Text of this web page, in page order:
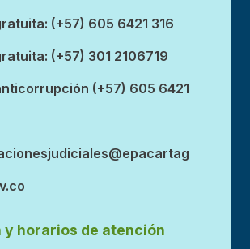
(+57) 605 6421 316
(+57) 301 2106719
(+57) 605 6421
y horarios de atención